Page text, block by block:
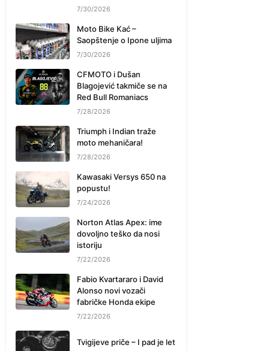
7/30/2026
Moto Bike Kać –
Saopštenje o Ipone uljima
7/30/2026
CFMOTO i Dušan
Blagojević takmiče se na
Red Bull Romaniacs
7/28/2026
Triumph i Indian traže
moto mehaničara!
7/28/2026
Kawasaki Versys 650 na
popustu!
7/24/2026
Norton Atlas Apex: ime
dovoljno teško da nosi
istoriju
7/22/2026
Fabio Kvartararo i David
Alonso novi vozači
fabričke Honda ekipe
7/22/2026
Tvigijeve priče – I pad je let